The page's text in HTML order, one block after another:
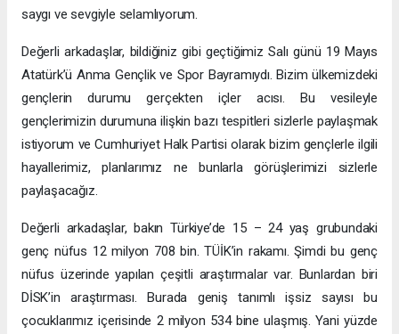
saygı ve sevgiyle selamlıyorum.
Değerli arkadaşlar, bildiğiniz gibi geçtiğimiz Salı günü 19 Mayıs
Atatürk’ü Anma Gençlik ve Spor Bayramıydı. Bizim ülkemizdeki
gençlerin durumu gerçekten içler acısı. Bu vesileyle
gençlerimizin durumuna ilişkin bazı tespitleri sizlerle paylaşmak
istiyorum ve Cumhuriyet Halk Partisi olarak bizim gençlerle ilgili
hayallerimiz, planlarımız ne bunlarla görüşlerimizi sizlerle
paylaşacağız.
Değerli arkadaşlar, bakın Türkiye’de 15 – 24 yaş grubundaki
genç nüfus 12 milyon 708 bin. TÜİK’in rakamı. Şimdi bu genç
nüfus üzerinde yapılan çeşitli araştırmalar var. Bunlardan biri
DİSK’in araştırması. Burada geniş tanımlı işsiz sayısı bu
çocuklarımız içerisinde 2 milyon 534 bine ulaşmış. Yani yüzde